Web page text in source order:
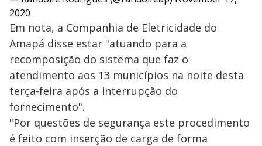
2020
Em nota, a Companhia de Eletricidade do
Amapá disse estar "atuando para a
recomposição do sistema que faz o
atendimento aos 13 municípios na noite desta
terça-feira após a interrupção do
fornecimento".
"Por questões de segurança este procedimento
é feito com inserção de carga de forma